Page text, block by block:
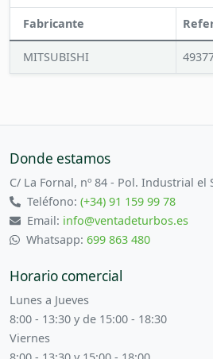
Fabricante
MITSUBISHI
Donde estamos
C/ La Fornal, nº 84 - Pol. Industrial el
Teléfono:(+34) 91 159 99 78
Email: info@ventadeturbos.es
Whatsapp: 699 863 480
Horario comercial
Lunes a Jueves
8:00 - 13:30 y de 15:00 - 18:30
Viernes